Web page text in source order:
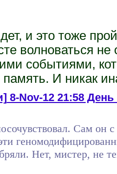
и это тоже
волноваться
событиями,
память. И никак
8-Nov-12 21:58 День
Сам он
Нет, мистер, не